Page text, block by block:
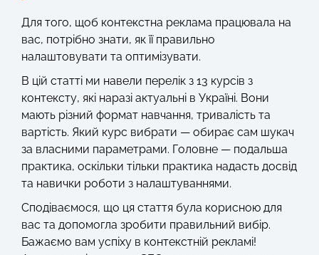
Для того, щоб контекстна реклама працювала на
вас, потрібно знати, як її правильно
налаштовувати та оптимізувати.
В цій статті ми навели перелік з 13 курсів з
контексту, які наразі актуальні в Україні. Вони
мають різний формат навчання, тривалість та
вартість. Який курс вибрати — обирає сам шукач
за власними параметрами. Головне — подальша
практика, оскільки тільки практика надасть досвід
та навички роботи з налаштуваннями.
Сподіваємося, що ця стаття була корисною для
вас та допомогла зробити правильний вибір.
Бажаємо вам успіху в контекстній рекламі!